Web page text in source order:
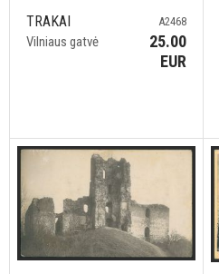
TRAKAI
Vilniaus gatvė
A2468
25.00
EUR